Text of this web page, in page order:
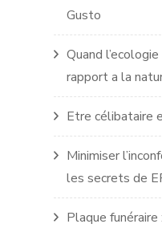
Gusto
Quand
rapport a la
Etre célibataire
Minimiser
les secrets de
Plaque